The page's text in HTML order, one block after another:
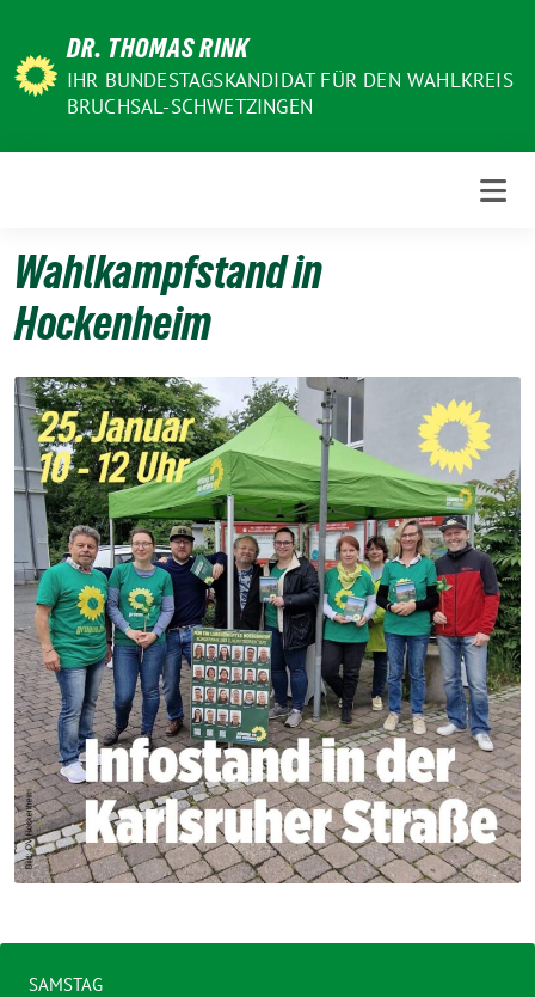
Inhalt
DR. THOMAS RINK
IHR BUNDESTAGSKANDIDAT FÜR DEN WAHLKREIS
BRUCHSAL-SCHWETZINGEN
Wahlkampfstand in
Hockenheim
SAMSTAG